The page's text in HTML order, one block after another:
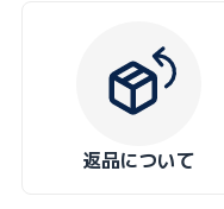
返品について